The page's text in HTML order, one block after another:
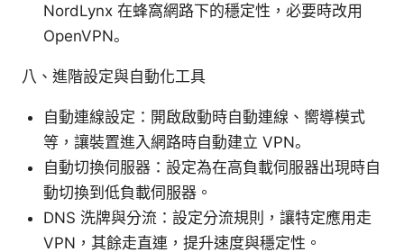
NordLynx 在蜂窩網路下的穩定性，必要時改用
OpenVPN。
八、進階設定與自動化工具
自動連線設定：開啟啟動時自動連線、嚮導模式
等，讓裝置進入網路時自動建立 VPN。
自動切換伺服器：設定為在高負載伺服器出現時自
動切換到低負載伺服器。
DNS 洗牌與分流：設定分流規則，讓特定應用走
VPN，其餘走直連，提升速度與穩定性。